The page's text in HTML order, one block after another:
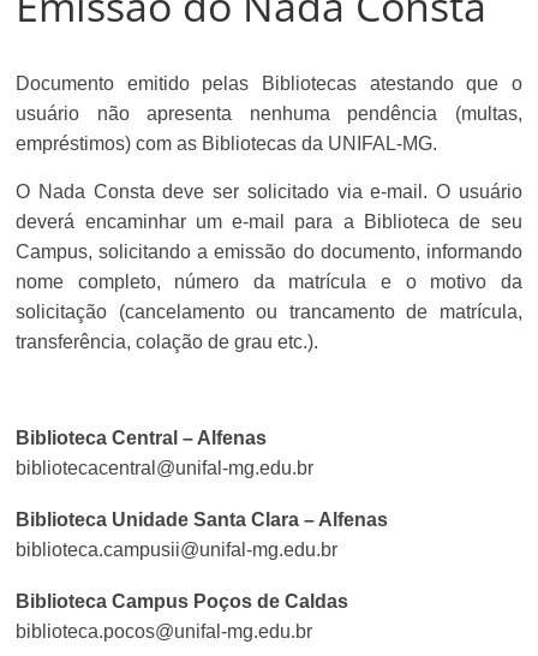
Documento emitido pelas Bibliotecas atestando que o
usuário não apresenta nenhuma pendência (multas,
empréstimos) com as Bibliotecas da UNIFAL-MG.
O Nada Consta deve ser solicitado via e-mail. Ousuário
deverá encaminhar um e-mail para a Biblioteca de seu
Campus, solicitando a emissão do documento, informando
nome completo, número da matrícula e o motivo da
solicitação (cancelamento ou trancamento de matrícula,
transferência, colação de grau etc.).
Biblioteca Central – Alfenas
bibliotecacentral@unifal-mg.edu.br
Biblioteca Unidade Santa Clara – Alfenas
biblioteca.campusii@unifal-mg.edu.br
Biblioteca Campus Poços de Caldas
biblioteca.pocos@unifal-mg.edu.br